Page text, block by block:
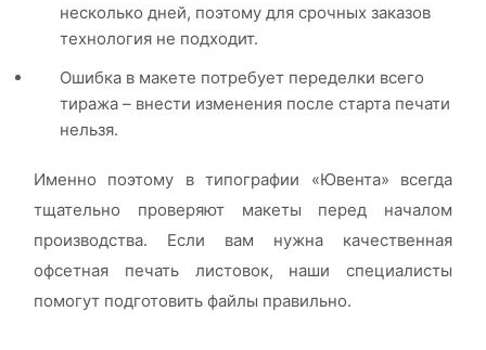
несколько дней, поэтому для срочных заказов
технология не подходит.
Ошибка в макете потребует переделки всего
тиража – внести изменения после старта печати
нельзя.
Именно поэтому в типографии «Ювента» всегда
тщательно проверяют макеты перед началом
производства. Если вам нужна качественная
офсетная печать листовок, наши специалисты
помогут подготовить файлы правильно.